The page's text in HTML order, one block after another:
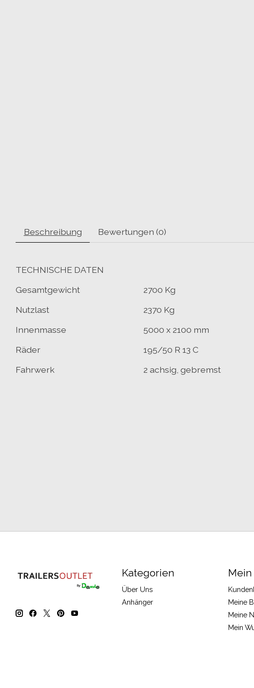
Beschreibung Bewertungen (0)
TECHNISCHE DATEN
Gesamtgewicht
2700 Kg
Nutzlast
2370 Kg
Innenmasse
5000 x 2100 mm
Räder
195/50 R 13 C
Fahrwerk
2 achsig, gebremst
Kategorien
Über Uns
Anhänger
Mein
Meine
Meine
Mein